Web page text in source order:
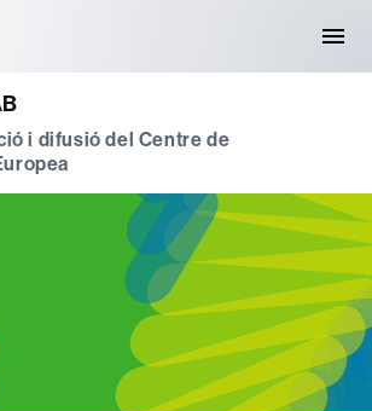
i difusió del Centre de